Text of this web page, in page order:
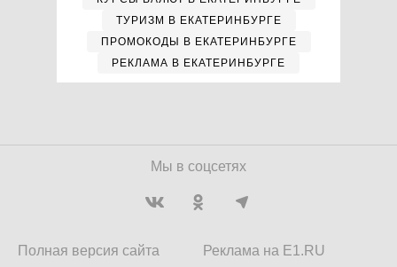
ТУРИЗМ В ЕКАТЕРИНБУРГЕ
ПРОМОКОДЫ В ЕКАТЕРИНБУРГЕ
РЕКЛАМА В ЕКАТЕРИНБУРГЕ
Мы в соцсетях
Полная версия сайта
Реклама на E1.RU